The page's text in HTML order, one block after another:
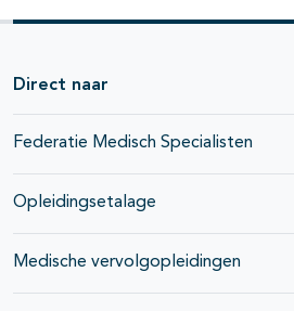
Direct naar
Federatie Medisch Specialisten
Opleidingsetalage
Medische vervolgopleidingen